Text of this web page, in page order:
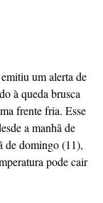
um alerta de
à queda brusca
frente fria. Esse
a manhã de
de domingo (11),
pode cair